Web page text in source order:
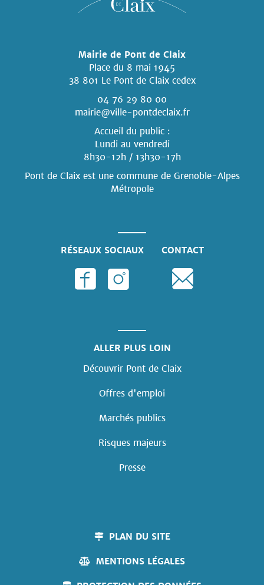
Mairie de Pont de Claix
Place du 8 mai 1945
38 801 Le Pont de Claix cedex
04 76 29 80 00
mairie@ville-pontdeclaix.fr
Accueil du public :
Lundi au vendredi
8h30-12h / 13h30-17h
Pont de Claix est une commune de Grenoble-Alpes
Métropole
RÉSEAUX SOCIAUX CONTACT
ALLER PLUS LOIN
Découvrir Pont de Claix
Offres d'emploi
Marchés publics
Risques majeurs
Presse
PLAN DU SITE
MENTIONS LÉGALES